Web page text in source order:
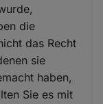
die
das Recht
sie
haben,
Sie es mit